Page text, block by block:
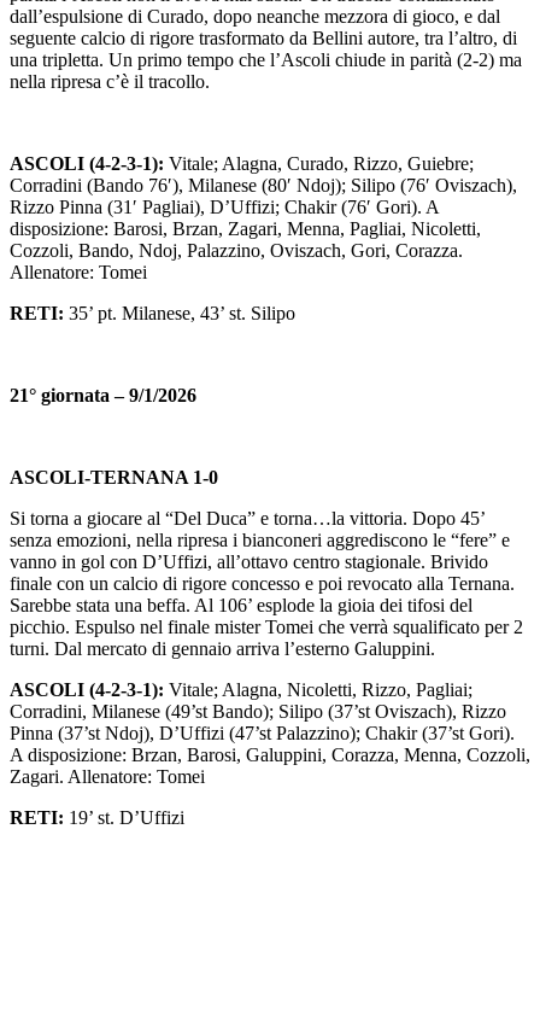
dall’espulsione di Curado, dopo neanche mezzora di gioco, e dal
seguente calcio di rigore trasformato da Bellini autore, tra l’altro, di
una tripletta. Un primo tempo che l’Ascoli chiude in parità (2-2) ma
nella ripresa c’è il tracollo.
ASCOLI (4-2-3-1): Vitale; Alagna, Curado, Rizzo, Guiebre;
Corradini (Bando 76′), Milanese (80′ Ndoj); Silipo (76′ Oviszach),
Rizzo Pinna (31′ Pagliai), D’Uffizi; Chakir (76′ Gori). A
disposizione: Barosi, Brzan, Zagari, Menna, Pagliai, Nicoletti,
Cozzoli, Bando, Ndoj, Palazzino, Oviszach, Gori, Corazza.
Allenatore: Tomei
RETI: 35’ pt. Milanese, 43’ st. Silipo
21° giornata – 9/1/2026
ASCOLI-TERNANA 1-0
Si torna a giocare al “Del Duca” e torna…la vittoria. Dopo 45’
senza emozioni, nella ripresa i bianconeri aggrediscono le “fere” e
vanno in gol con D’Uffizi, all’ottavo centro stagionale. Brivido
finale con un calcio di rigore concesso e poi revocato alla Ternana.
Sarebbe stata una beffa. Al 106’ esplode la gioia dei tifosi del
picchio. Espulso nel finale mister Tomei che verrà squalificato per 2
turni. Dal mercato di gennaio arriva l’esterno Galuppini.
ASCOLI (4-2-3-1): Vitale; Alagna, Nicoletti, Rizzo, Pagliai;
Corradini, Milanese (49’st Bando); Silipo (37’st Oviszach), Rizzo
Pinna (37’st Ndoj), D’Uffizi (47’st Palazzino); Chakir (37’st Gori).
A disposizione: Brzan, Barosi, Galuppini, Corazza, Menna, Cozzoli,
Zagari. Allenatore: Tomei
RETI: 19’ st. D’Uffizi